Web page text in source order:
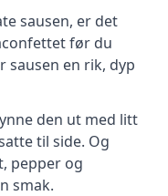
sausen, er det
før du
sausen en rik, dyp
den ut med litt
til side. Og
pepper og
smak.